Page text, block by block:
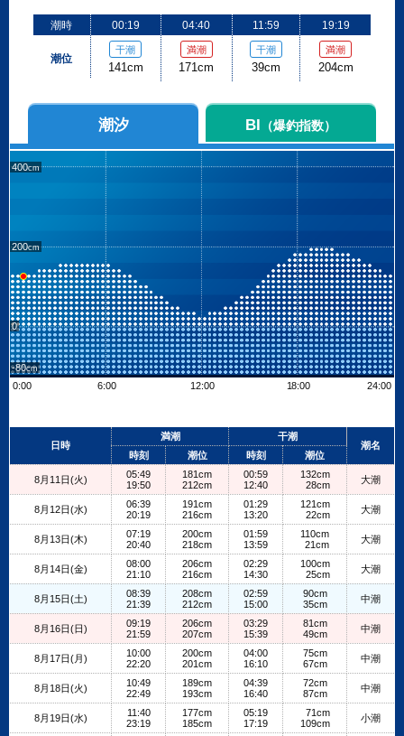
潮時
潮位
00:19
干潮
141cm
04:40
満潮
171cm
11:59
干潮
39cm
19:19
満潮
204cm
潮汐 BI （爆釣指数）
400
200
0
-80
0:00
6:00 12:00 18:00 24:00
+
日時
満潮
干潮
潮名
時刻
潮位 時刻 潮位
8月11日(火)
05:49
19:50
181cm
212cm
00:59
12:40
132cm
28cm
大潮
8月12日(水)
06:39
20:19
191cm
216cm
01:29
13:20
121cm
22cm
大潮
8月13日(木)
07:19
20:40
200cm
218cm
01:59
13:59
110cm
21cm
大潮
8月14日(金)
08:00
21:10
206cm
216cm
02:29
14:30
100cm
25cm
大潮
8月15日(土)
08:39
21:39
208cm
212cm
02:59
15:00
90cm
35cm
中潮
8月16日(日)
09:19
21:59
206cm
207cm
03:29
15:39
81cm
49cm
中潮
8月17日(月)
10:00
22:20
200cm
201cm
04:00
16:10
75cm
67cm
中潮
8月18日(火)
10:49
22:49
189cm
193cm
04:39
16:40
72cm
87cm
中潮
8月19日(水)
11:40
23:19
177cm
185cm
05:19
17:19
71cm
109cm
小潮